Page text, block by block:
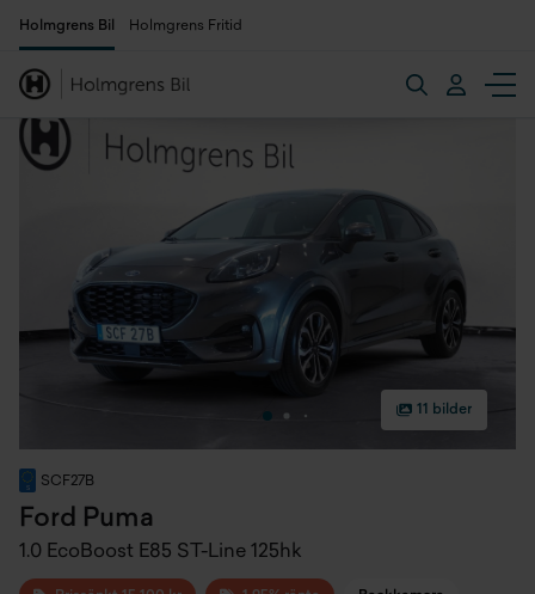
Holmgrens Bil Holmgrens Fritid
11 bilder
SCF27B
Ford Puma
1.0 EcoBoost E85 ST-Line 125hk